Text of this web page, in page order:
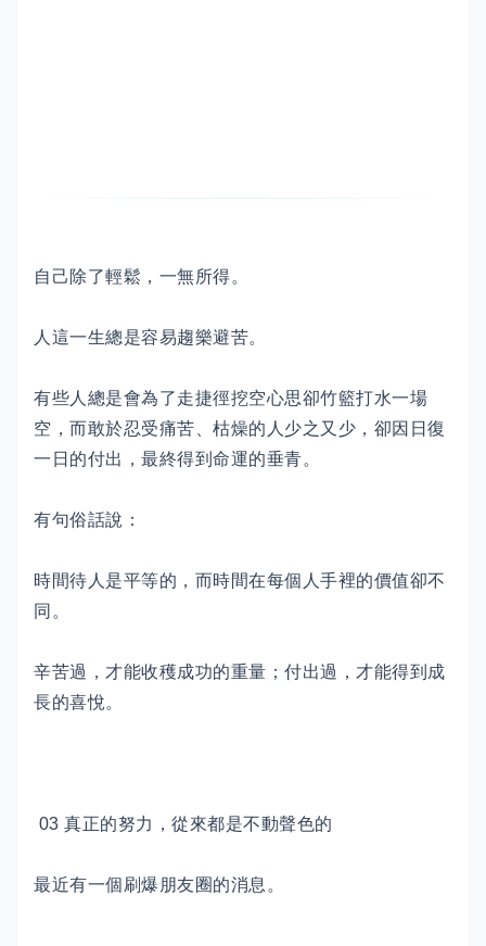
自己除了輕鬆，一無所得。
人這一生總是容易趨樂避苦。
有些人總是會為了走捷徑挖空心思卻竹籃打水一場
空，而敢於忍受痛苦、枯燥的人少之又少，卻因日復
一日的付出，最終得到命運的垂青。
有句俗話說：
時間待人是平等的，而時間在每個人手裡的價值卻不
同。
辛苦過，才能收穫成功的重量；付出過，才能得到成
長的喜悅。
03 真正的努力，從來都是不動聲色的
最近有一個刷爆朋友圈的消息。